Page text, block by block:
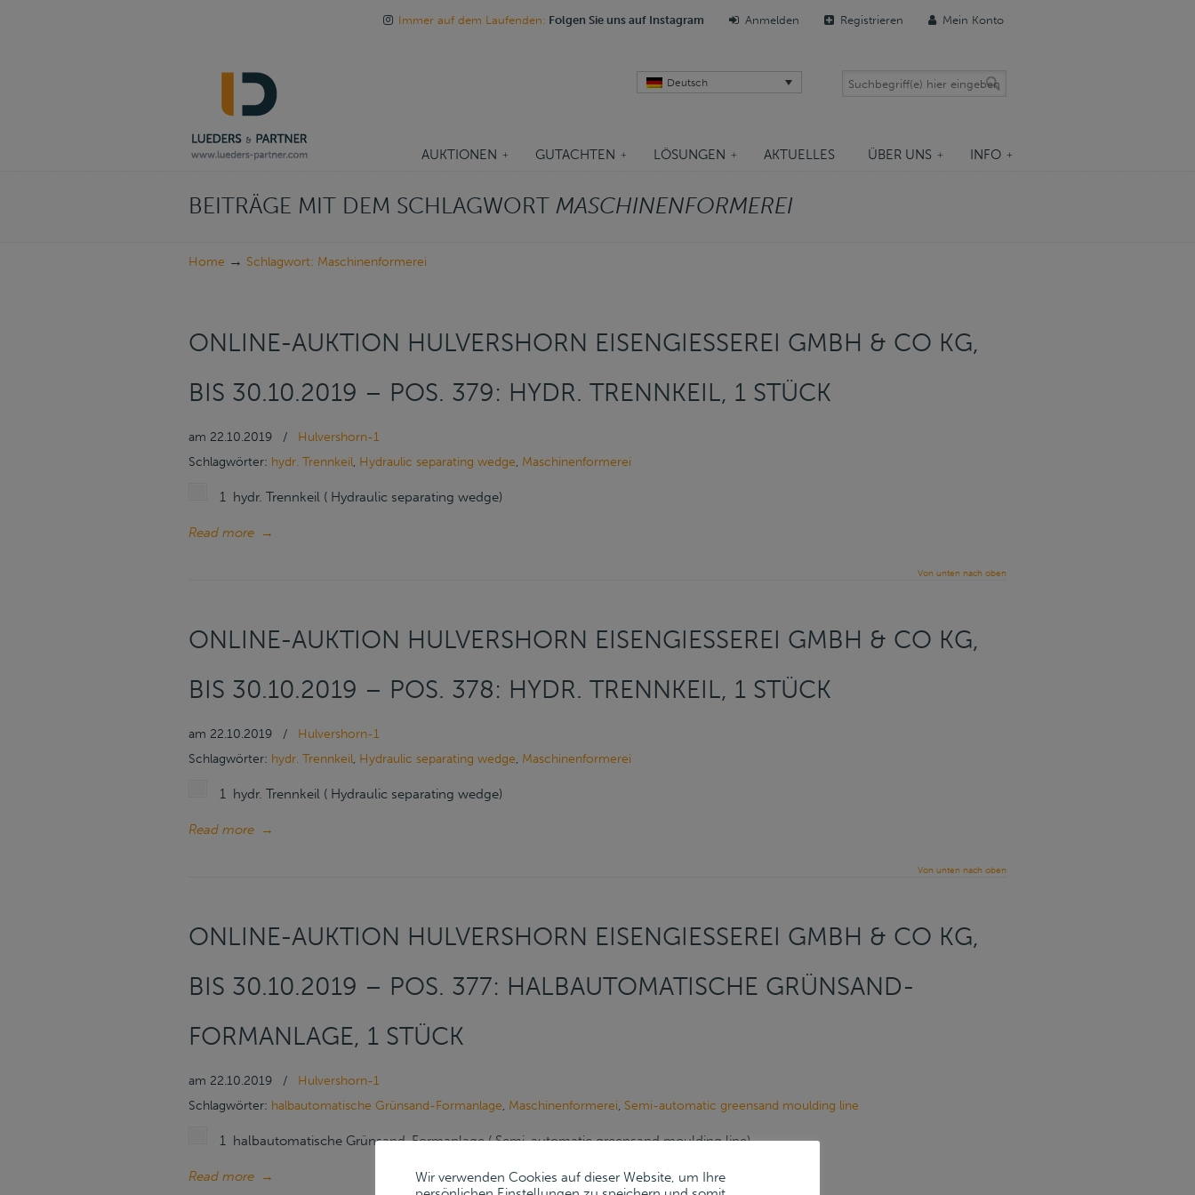
Immer auf dem Laufenden: Folgen Sie uns auf Instagram Anmelden Registrieren Mein Konto
Deutsch
AUKTIONEN GUTACHTEN LÖSUNGEN AKTUELLES ÜBER UNS INFO
Navigation
BEITRÄGE MIT DEM SCHLAGWORT MASCHINENFORMEREI
Home → Schlagwort: Maschinenformerei
ONLINE-AUKTION HULVERSHORN EISENGIESSEREI GMBH & CO KG, B
IS 30.10.2019 – POS. 379: HYDR. TRENNKEIL, 1 STÜCK
am 22.10.2019 /
Hulvershorn-1
Schlagwörter: hydr. Trennkeil, Hydraulic separating wedge, Maschinenformerei
1 hydr. Trennkeil ( Hydraulic separating wedge)
Read more →
Von unten nach oben
ONLINE-AUKTION HULVERSHORN EISENGIESSEREI GMBH & CO KG, B
IS 30.10.2019 – POS. 378: HYDR. TRENNKEIL, 1 STÜCK
am 22.10.2019 /
Hulvershorn-1
Schlagwörter: hydr. Trennkeil, Hydraulic separating wedge, Maschinenformerei
1 hydr. Trennkeil ( Hydraulic separating wedge)
Read more →
Von unten nach oben
ONLINE-AUKTION HULVERSHORN EISENGIESSEREI GMBH & CO KG, B
IS 30.10.2019 – POS. 377: HALBAUTOMATISCHE GRÜNSAND-F
ORMANLAGE, 1 STÜCK
am 22.10.2019 /
Hulvershorn-1
Schlagwörter: halbautomatische Grünsand-Formanlage, Maschinenformerei, Semi-automatic greensand moulding line
1 halbautomatische Grünsand-Formanlage ( Semi-automatic greensand moulding line)
Read more →
Wir verwenden Cookies auf dieser Website, um Ihre